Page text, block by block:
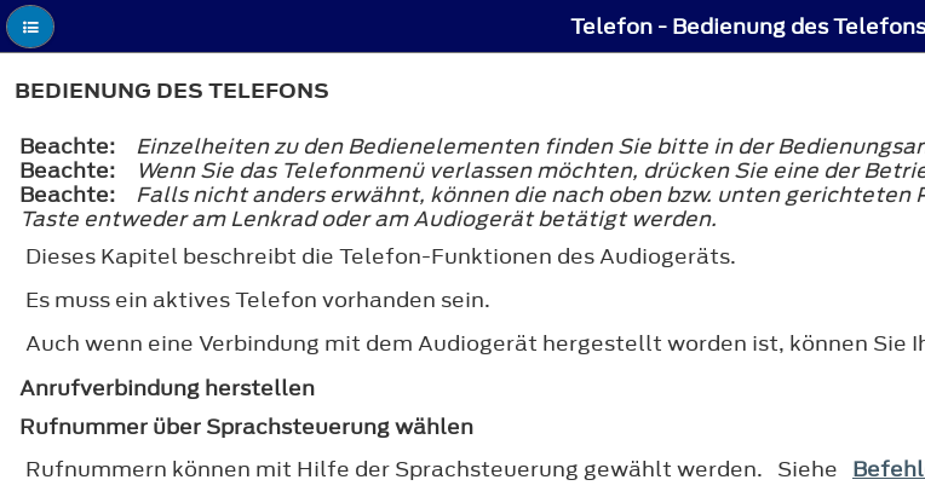
Telefon - Bedienung des
BEDIENUNG DES TELEFONS
Beachte:
Einzelheiten zu den Bedienelementen finden Sie bitte in der
Beachte:
Wenn Sie das Telefonmenü verlassen möchten, drücken Sie eine der
Beachte:
Falls nicht anders erwähnt, können die nach oben bzw. unten
Taste entweder am Lenkrad oder am Audiogerät betätigt werden.
Dieses Kapitel beschreibt die Telefon-Funktionen des Audiogeräts.
Es muss ein aktives Telefon vorhanden sein.
Auch wenn eine Verbindung mit dem Audiogerät hergestellt worden ist, können Sie
Anrufverbindung herstellen
Rufnummer über Sprachsteuerung wählen
Rufnummern können mit Hilfe der Sprachsteuerung gewählt werden. Siehe